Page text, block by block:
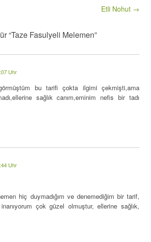
Etli Nohut →
“Taze Fasulyeli Melemen”
Uhr
bu tarifi çokta ilgimi çekmişti,ama
sağlık canım,eminim nefis bir tadı
Uhr
hiç duymadığım ve denemediğim bir tarif,
çok güzel olmuştur, ellerine sağlık,